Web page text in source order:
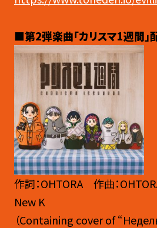
■第2弾楽曲「カリスマ1週間」
作詞：OHTORA 作曲：
New K
（Containing cover of